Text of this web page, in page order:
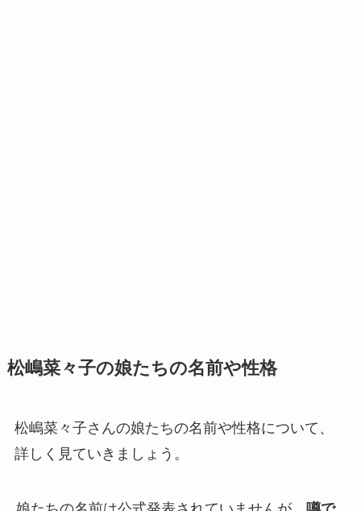
松嶋菜々子の娘たちの名前や性格
松嶋菜々子さんの娘たちの名前や性格について、
詳しく見ていきましょう。